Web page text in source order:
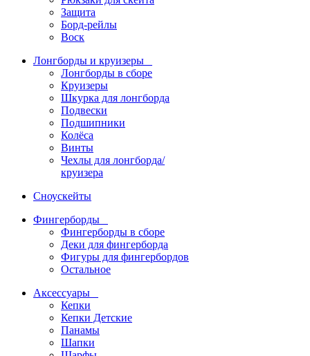
Защита
Борд-рейлы
Воск
Лонгборды и круизеры
Лонгборды в сборе
Круизеры
Шкурка для лонгборда
Подвески
Подшипники
Колёса
Винты
Чехлы для лонгборда/
круизера
Сноускейты
Фингерборды
Фингерборды в сборе
Деки для фингерборда
Фигуры для фингербордов
Остальное
Аксессуары
Кепки
Кепки Детские
Панамы
Шапки